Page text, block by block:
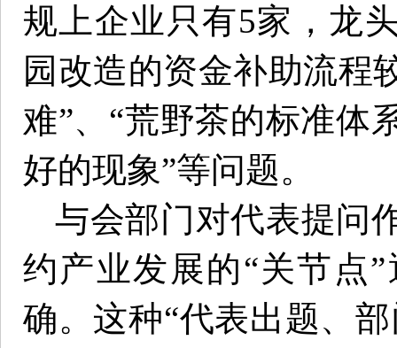
规上企业只有5家，龙
园改造的资金补助流程
难”、“荒野茶的标准体
好的现象”等问题。
与会部门对代表提问
约产业发展的“关节点
确。这种“代表出题、